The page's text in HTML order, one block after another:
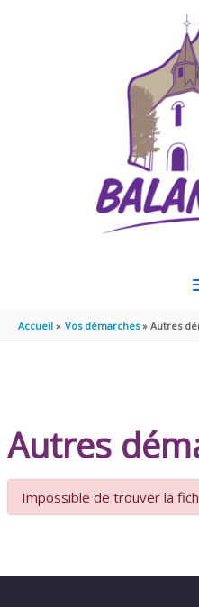
Accueil Vos démarches Autres
Autres
Impossible de trouver la